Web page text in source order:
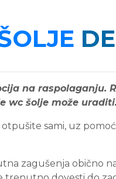
na raspolaganju.
wc šolje može uraditi.
sami, uz
zagušenja obično